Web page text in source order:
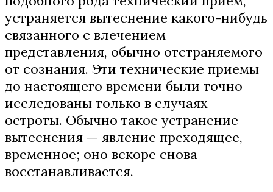
устраняется вытеснение какого-нибудь
связанного с влечением
представления, обычно отстраняемого
от сознания. Эти технические приемы
до настоящего времени были точно
исследованы только в случаях
остроты. Обычно такое устранение
вытеснения — явление преходящее,
временное; оно вскоре снова
восстанавливается.